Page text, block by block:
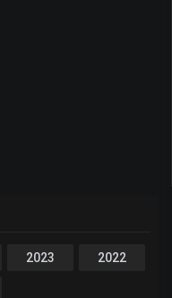
2023 2022